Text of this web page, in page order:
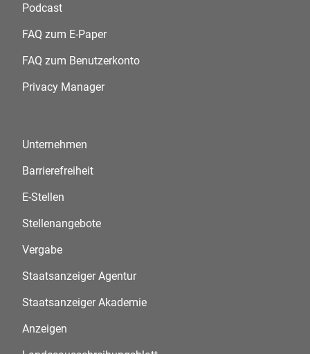
Podcast
FAQ zum E-Paper
FAQ zum Benutzerkonto
Privacy Manager
Unternehmen
Barrierefreiheit
E-Stellen
Stellenangebote
Vergabe
Staatsanzeiger Agentur
Staatsanzeiger Akademie
Anzeigen